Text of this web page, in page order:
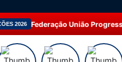
Federação União Progressista